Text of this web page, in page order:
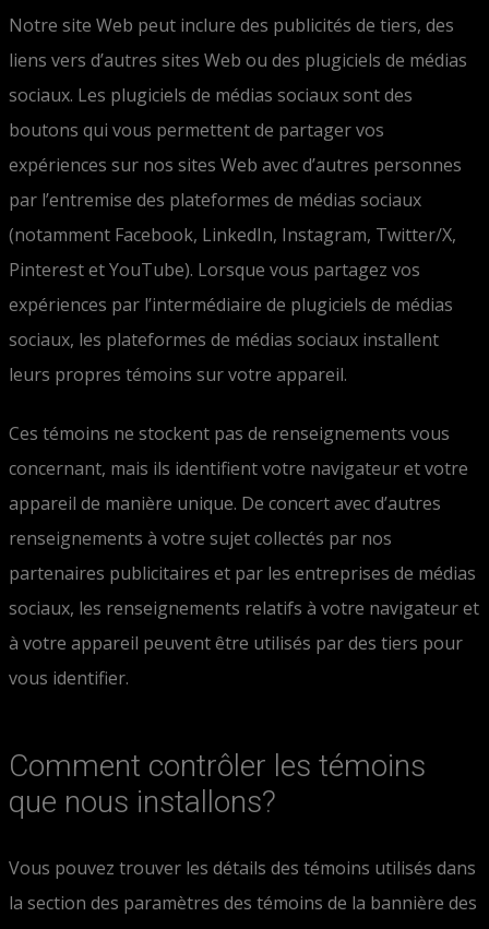
Notre site Web peut inclure des publicités de tiers, des
liens vers d’autres sites Web ou des plugiciels de médias
sociaux. Les plugiciels de médias sociaux sont des
boutons qui vous permettent de partager vos
expériences sur nos sites Web avec d’autres personnes
par l’entremise des plateformes de médias sociaux
(notamment Facebook, LinkedIn, Instagram, Twitter/X,
Pinterest et YouTube). Lorsque vous partagez vos
expériences par l’intermédiaire de plugiciels de médias
sociaux, les plateformes de médias sociaux installent
leurs propres témoins sur votre appareil.
Ces témoins ne stockent pas de renseignements vous
concernant, mais ils identifient votre navigateur et votre
appareil de manière unique. De concert avec d’autres
renseignements à votre sujet collectés par nos
partenaires publicitaires et par les entreprises de médias
sociaux, les renseignements relatifs à votre navigateur et
à votre appareil peuvent être utilisés par des tiers pour
vous identifier.
Comment contrôler les témoins
que nous installons?
Vous pouvez trouver les détails des témoins utilisés dans
la section des paramètres des témoins de la bannière des